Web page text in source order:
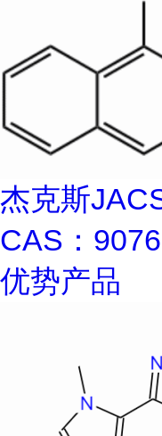
杰克斯
CAS：
优势产品